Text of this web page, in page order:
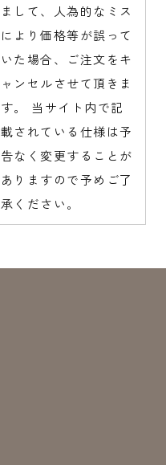
まして、人為的なミス
により価格等が誤って
いた場合、ご注文をキ
ャンセルさせて頂きま
す。 当サイト内で記
載されている仕様は予
告なく変更することが
ありますので予めご了
承ください。